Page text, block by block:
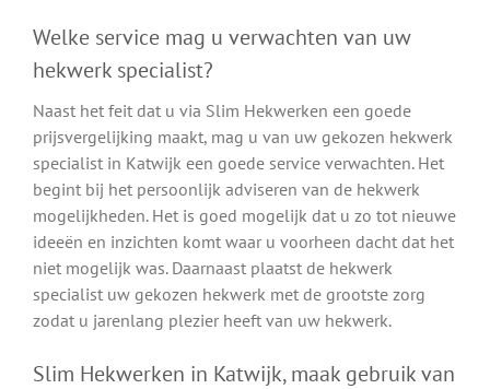
Welke service mag u verwachten van uw
hekwerk specialist?
Naast het feit dat u via Slim Hekwerken een goede
prijsvergelijking maakt, mag u van uw gekozen hekwerk
specialist in Katwijk een goede service verwachten. Het
begint bij het persoonlijk adviseren van de hekwerk
mogelijkheden. Het is goed mogelijk dat u zo tot nieuwe
ideeën en inzichten komt waar u voorheen dacht dat het
niet mogelijk was. Daarnaast plaatst de hekwerk
specialist uw gekozen hekwerk met de grootste zorg
zodat u jarenlang plezier heeft van uw hekwerk.
Slim Hekwerken in Katwijk, maak gebruik van